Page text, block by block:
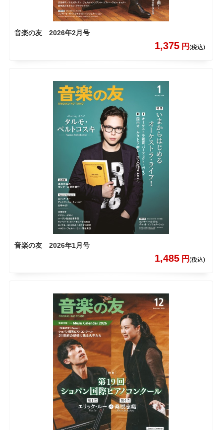
音楽の友 2026年2月号
1,375 円(税込)
音楽の友 2026年1月号
1,485 円(税込)